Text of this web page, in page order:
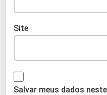
Site
Salvar meus dados